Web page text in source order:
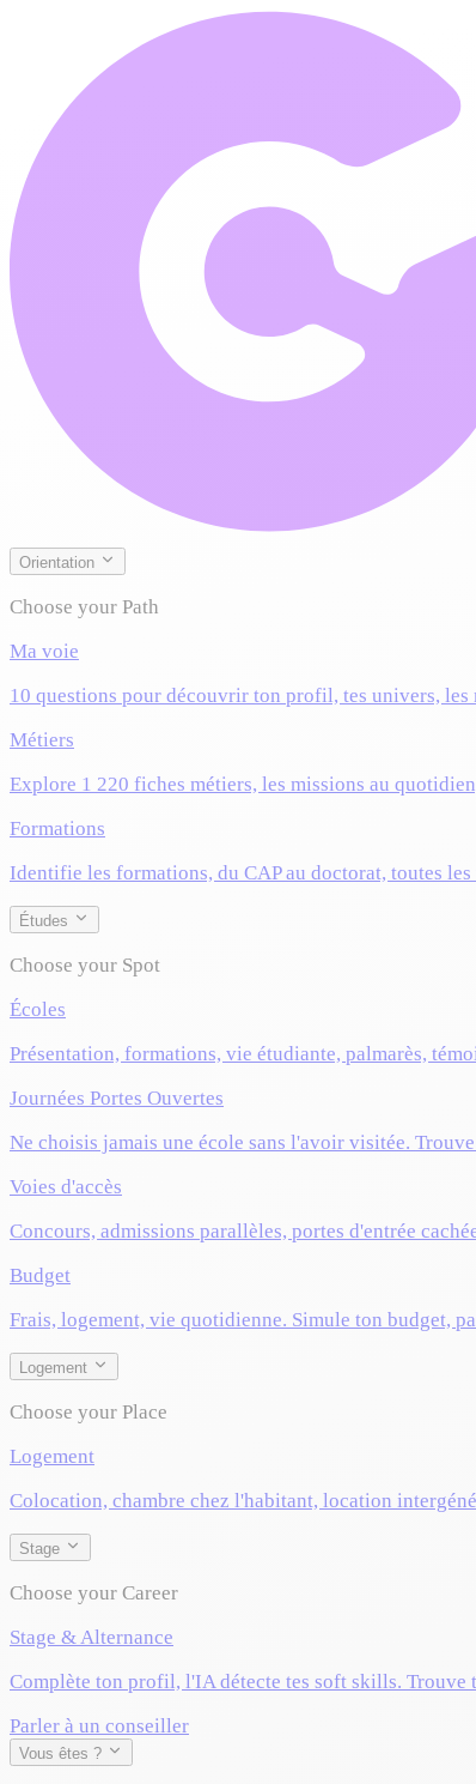
Orientation
Choose your Path
Ma voie
10 questions pour découvrir ton profil, tes univers,
Métiers
Explore 1 220 fiches métiers, les missions au
Formations
Identifie les formations, du CAP au doctorat, toutes
Études
Choose your Spot
Écoles
Présentation, formations, vie étudiante, palmarès,
Journées Portes Ouvertes
Ne choisis jamais une école sans l'avoir visitée.
Voies d'accès
Concours, admissions parallèles, portes d'entrée
Budget
Frais, logement, vie quotidienne. Simule ton budget,
Logement
Choose your Place
Logement
Colocation, chambre chez l'habitant, location
Stage
Choose your Career
Stage & Alternance
Complète ton profil, l'IA détecte tes soft skills. Trouve
Parler à un conseiller
Vous êtes ?